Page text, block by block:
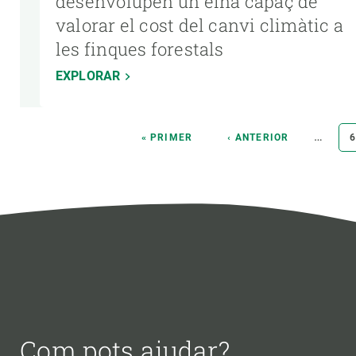
valorar el cost del canvi climàtic a
les finques forestals
EXPLORAR
PRIMERA
« PRIMER
PÀGINA
‹ ANTERIOR …